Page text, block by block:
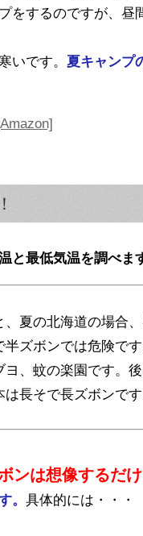
をするのですが、昼
いです。 夏キャンプ
と最低気温を調べま
夏の北海道の場合、
ズボンでは危険です
、蚊の楽園です。
長そで長ズボンです
ンは想像するだ
。 具体的には・・・